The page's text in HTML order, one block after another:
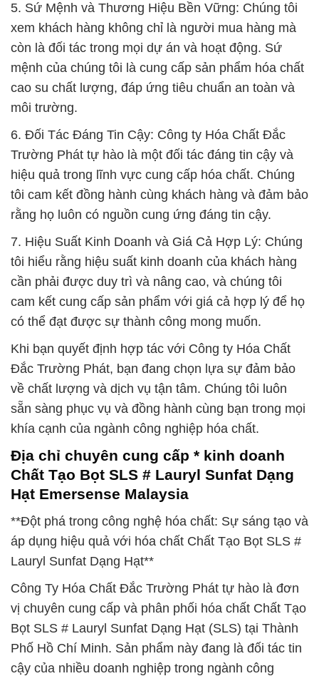
5. Sứ Mệnh và Thương Hiệu Bền Vững: Chúng tôi
xem khách hàng không chỉ là người mua hàng mà
còn là đối tác trong mọi dự án và hoạt động. Sứ
mệnh của chúng tôi là cung cấp sản phẩm hóa chất
cao su chất lượng, đáp ứng tiêu chuẩn an toàn và
môi trường.
6. Đối Tác Đáng Tin Cậy: Công ty Hóa Chất Đắc
Trường Phát tự hào là một đối tác đáng tin cậy và
hiệu quả trong lĩnh vực cung cấp hóa chất. Chúng
tôi cam kết đồng hành cùng khách hàng và đảm bảo
rằng họ luôn có nguồn cung ứng đáng tin cậy.
7. Hiệu Suất Kinh Doanh và Giá Cả Hợp Lý: Chúng
tôi hiểu rằng hiệu suất kinh doanh của khách hàng
cần phải được duy trì và nâng cao, và chúng tôi
cam kết cung cấp sản phẩm với giá cả hợp lý để họ
có thể đạt được sự thành công mong muốn.
Khi bạn quyết định hợp tác với Công ty Hóa Chất
Đắc Trường Phát, bạn đang chọn lựa sự đảm bảo
về chất lượng và dịch vụ tận tâm. Chúng tôi luôn
sẵn sàng phục vụ và đồng hành cùng bạn trong mọi
khía cạnh của ngành công nghiệp hóa chất.
Địa chỉ chuyên cung cấp * kinh doanh
Chất Tạo Bọt SLS # Lauryl Sunfat Dạng
Hạt Emersense Malaysia
**Đột phá trong công nghệ hóa chất: Sự sáng tạo và
áp dụng hiệu quả với hóa chất Chất Tạo Bọt SLS #
Lauryl Sunfat Dạng Hạt**
Công Ty Hóa Chất Đắc Trường Phát tự hào là đơn
vị chuyên cung cấp và phân phối hóa chất Chất Tạo
Bọt SLS # Lauryl Sunfat Dạng Hạt (SLS) tại Thành
Phố Hồ Chí Minh. Sản phẩm này đang là đối tác tin
cậy của nhiều doanh nghiệp trong ngành công